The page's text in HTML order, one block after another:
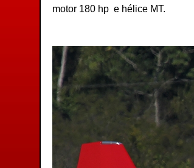
motor 180 hp e hélice MT.